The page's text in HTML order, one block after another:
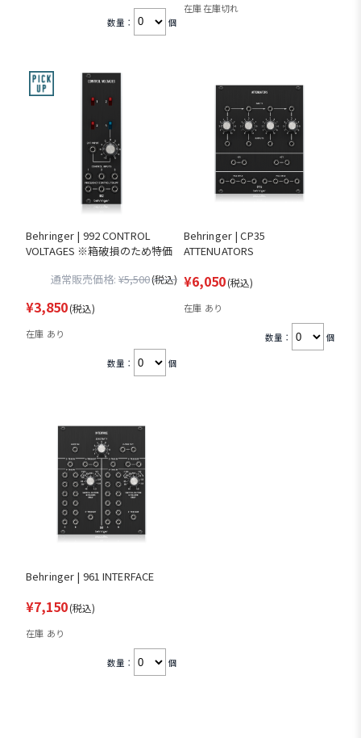
数量： 個
在庫 在庫切れ
Behringer | 992 CONTROL
VOLTAGES ※箱破損のため特価
通常販売価格: ¥5,500(税込)
¥3,850(税込)
在庫 あり
数量： 個
Behringer | CP35
ATTENUATORS
¥6,050(税込)
在庫 あり
数量： 個
Behringer | 961 INTERFACE
¥7,150(税込)
在庫 あり
数量： 個